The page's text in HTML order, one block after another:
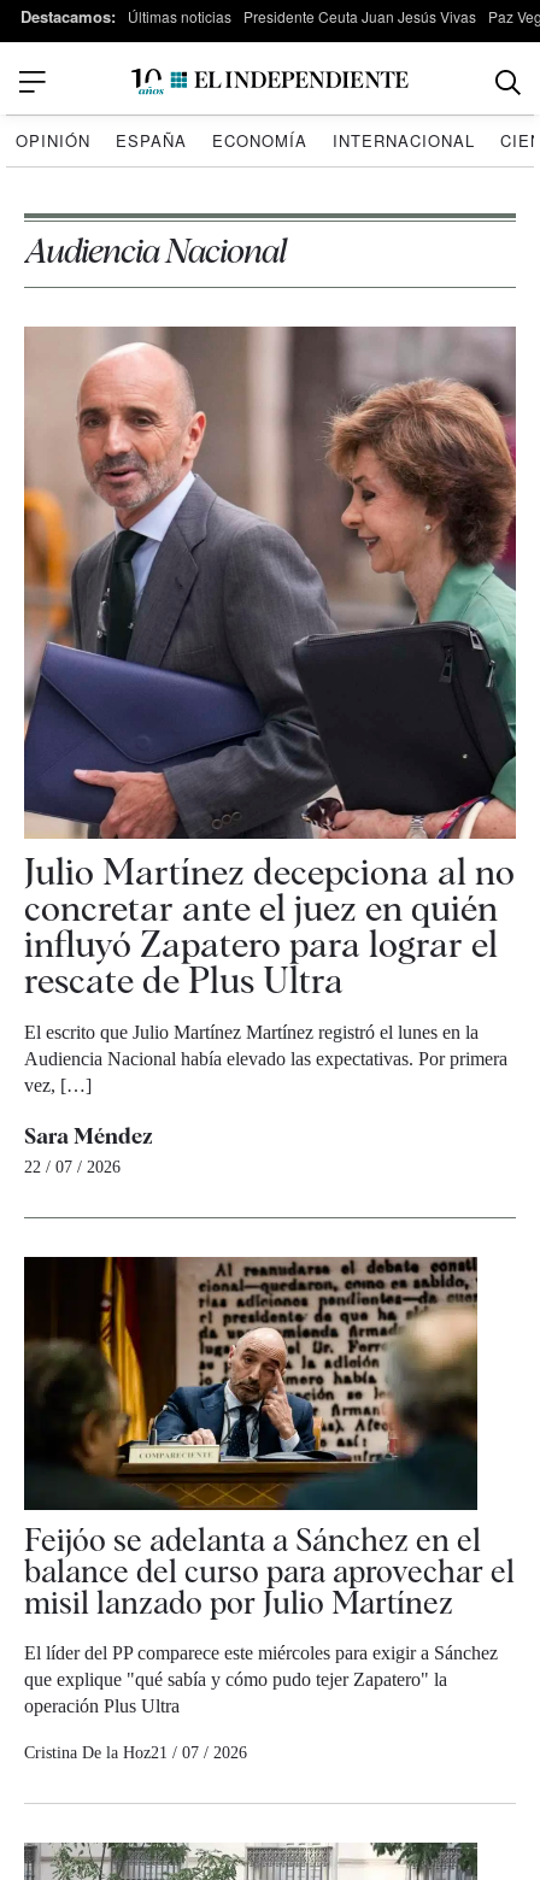
Destacamos: Últimas noticias Presidente Ceuta Juan Jesús Vivas Paz
OPINIÓN ESPAÑA ECONOMÍA INTERNACIONAL
Audiencia Nacional
Julio Martínez decepciona al no
concretar ante el juez en quién
influyó Zapatero para lograr el
rescate de Plus Ultra
El escrito que Julio Martínez Martínez registró el lunes en la
Audiencia Nacional había elevado las expectativas. Por primera
vez, […]
Sara Méndez
22 / 07 / 2026
Feijóo se adelanta a Sánchez en el
balance del curso para aprovechar el
misil lanzado por Julio Martínez
El líder del PP comparece este miércoles para exigir a Sánchez
que explique "qué sabía y cómo pudo tejer Zapatero" la
operación Plus Ultra
Cristina De la Hoz21 / 07 / 2026